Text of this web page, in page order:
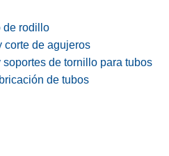
de rodillo
corte de agujeros
soportes de tornillo para tubos
de tubos